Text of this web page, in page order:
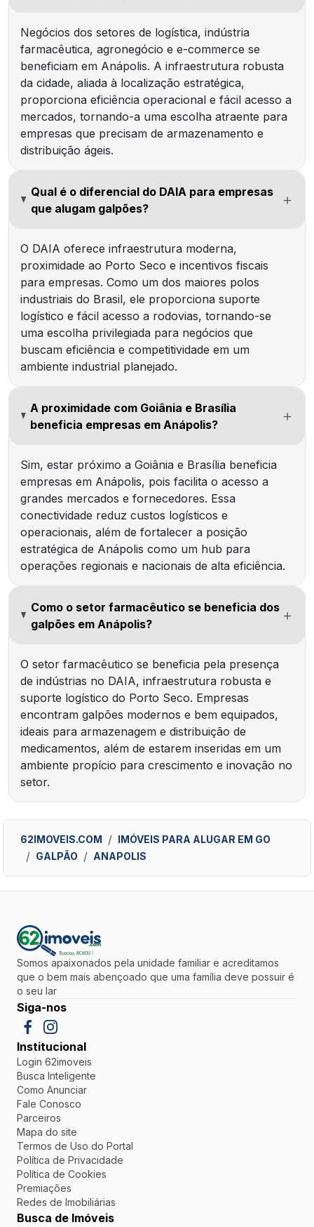
Negócios dos setores de logística, indústria
farmacêutica, agronegócio e e-commerce se
beneficiam em Anápolis. A infraestrutura robusta
da cidade, aliada à localização estratégica,
proporciona eficiência operacional e fácil acesso a
mercados, tornando-a uma escolha atraente para
empresas que precisam de armazenamento e
distribuição ágeis.
Qual é o diferencial do DAIA para empresas
que alugam galpões?
O DAIA oferece infraestrutura moderna,
proximidade ao Porto Seco e incentivos fiscais
para empresas. Como um dos maiores polos
industriais do Brasil, ele proporciona suporte
logístico e fácil acesso a rodovias, tornando-se
uma escolha privilegiada para negócios que
buscam eficiência e competitividade em um
ambiente industrial planejado.
A proximidade com Goiânia e Brasília
beneficia empresas em Anápolis?
Sim, estar próximo a Goiânia e Brasília beneficia
empresas em Anápolis, pois facilita o acesso a
grandes mercados e fornecedores. Essa
conectividade reduz custos logísticos e
operacionais, além de fortalecer a posição
estratégica de Anápolis como um hub para
operações regionais e nacionais de alta eficiência.
Como o setor farmacêutico se beneficia dos
galpões em Anápolis?
O setor farmacêutico se beneficia pela presença
de indústrias no DAIA, infraestrutura robusta e
suporte logístico do Porto Seco. Empresas
encontram galpões modernos e bem equipados,
ideais para armazenagem e distribuição de
medicamentos, além de estarem inseridas em um
ambiente propício para crescimento e inovação no
setor.
62IMOVEIS.COM
IMÓVEIS PARA ALUGAR EM GO
GALPÃO
ANAPOLIS
Somos apaixonados pela unidade familiar e acreditamos
que o bem mais abençoado que uma família deve possuir é
o seu lar
Siga-nos
Institucional
Login 62imoveis
Busca Inteligente
Como Anunciar
Fale Conosco
Parceiros
Mapa do site
Termos de Uso do Portal
Política de Privacidade
Política de Cookies
Premiações
Redes de Imobiliárias
Busca de Imóveis